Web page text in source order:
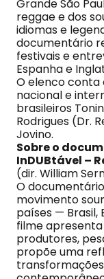
Grande São
reggae e dos
idiomas e
documentário
festivais e
Espanha e
O elenco conta
nacional e
brasileiros
Rodrigues (Dr.
Jovino.
Sobre o
InDUBtável –
(dir. William
O
movimento
países — Brasil,
filme
produtores,
propõe uma